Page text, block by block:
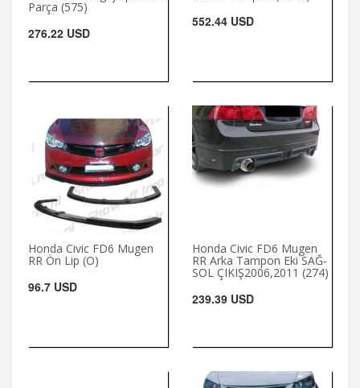
Parça (575)
276.22 USD
552.44 USD
Honda Civic FD6 Mugen
RR Ön Lip (O)
96.7 USD
Honda Civic FD6 Mugen
RR Arka Tampon Eki SAĞ-
SOL ÇIKIŞ2006,2011 (274)
239.39 USD